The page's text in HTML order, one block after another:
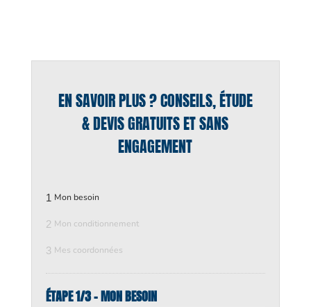
EN SAVOIR PLUS ? CONSEILS, ÉTUDE
& DEVIS GRATUITS ET SANS
ENGAGEMENT
1 Mon besoin
2 Mon conditionnement
3 Mes coordonnées
ÉTAPE 1/3 - MON BESOIN